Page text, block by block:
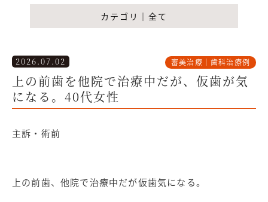
カテゴリ｜全て
2026.07.02
上の前歯を他院で治療中だが、仮歯が気
になる。40代女性
審美治療｜歯科治療例
主訴・術前
上の前歯、他院で治療中だが仮歯気になる。